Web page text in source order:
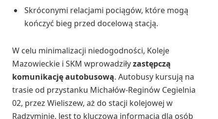
Skróconymi relacjami pociągów, które mogą
kończyć bieg przed docelową stacją.
W celu minimalizacji niedogodności, Koleje
Mazowieckie i SKM wprowadziłyzastępczą
komunikację autobusową. Autobusy kursują na
trasie od przystanku Michałów-Reginów Cegielnia
02, przez Wieliszew, aż do stacji kolejowej w
Radzyminie. Jest to kluczowa informacja dla osób